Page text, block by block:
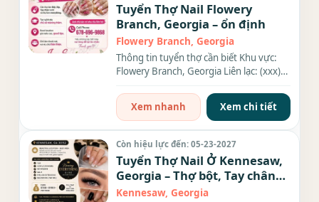
Tuyển Thợ Nail Flowery
Branch, Georgia – ổn định
Flowery Branch, Georgia
Thông tin tuyển thợ cần biết Khu vực:
Flowery Branch, Georgia Liên lạc: (xxx)
Xem nhanh
Xem chi tiết
Còn hiệu lực đến: 05-23-2027
Tuyển Thợ Nail Ở Kennesaw,
Georgia – Thợ bột, Tay chân
nước, Dip
Kennesaw, Georgia